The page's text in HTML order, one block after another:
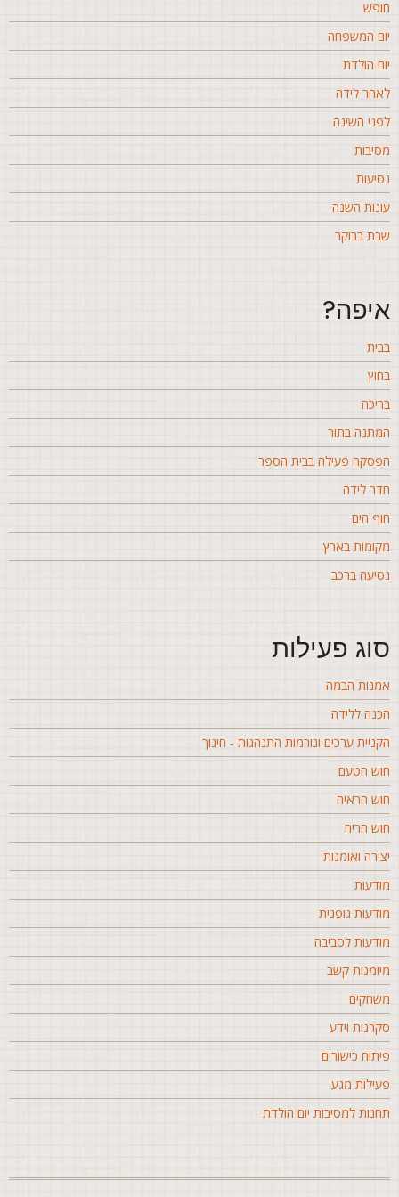
המשפחה
הולדת
לידה
השינה
השנה
בבוקר
בתור
פעילה בבית הספר
לידה
הים
בארץ
ברכב
פעילות
הבמה
ללידה
ערכים ונורמות התנהגות - חינוך
הטעם
הראיה
הריח
ואומנות
גופנית
לסביבה
קשב
וידע
כישורים
מגע
למסיבות יום הולדת